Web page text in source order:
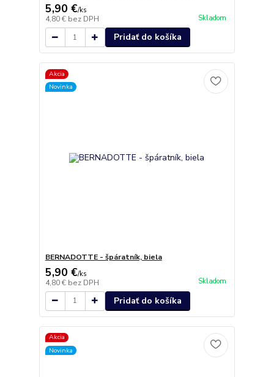
5,90 €/ks
4,80 € bez DPH Skladom
Pridať do košíka
Akcia
Novinka
BERNADOTTE - špáratník, biela
5,90 €/ks
4,80 € bez DPH Skladom
Pridať do košíka
Akcia
Novinka